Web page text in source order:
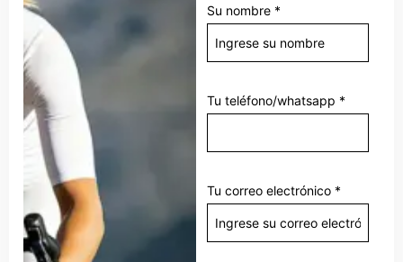
Su nombre *
Tu teléfono/whatsapp *
Tu correo electrónico *